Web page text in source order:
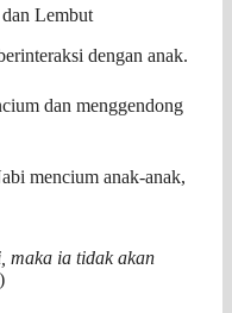
Lembut
dengan anak.
mencium anak-anak,
maka ia tidak akan